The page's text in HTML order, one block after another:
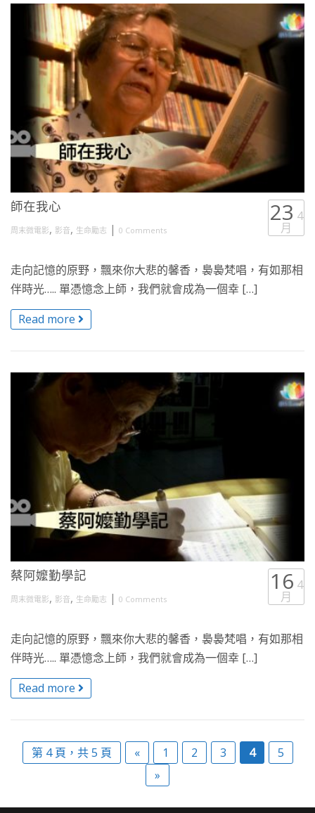
師在我心
周末微電影, 影音, 生命勵志 | 0 Comments
23 4
月
走向記憶的原野，飄來你大悲的馨香，裊裊梵唱，有如那相
伴時光….. 單憑憶念上師，我們就會成為一個幸 […]
Read more
蔡阿嬤勤學記
周末微電影, 影音, 生命勵志 | 0 Comments
16 4
月
走向記憶的原野，飄來你大悲的馨香，裊裊梵唱，有如那相
伴時光….. 單憑憶念上師，我們就會成為一個幸 […]
Read more
第 4 頁，共 5 頁 « 1 2 3 4
5
»